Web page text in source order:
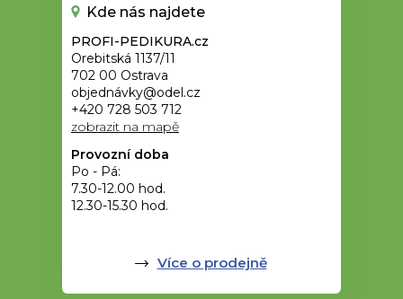
Kde nás najdete
PROFI-PEDIKURA.cz
Orebitská 1137/11
702 00 Ostrava
objednávky@odel.cz
+420 728 503 712
zobrazit na mapě
Provozní doba
Po - Pá:
7.30-12.00 hod.
12.30-15.30 hod.
Více o prodejně